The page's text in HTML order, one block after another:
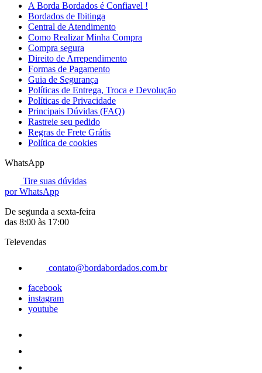
A Borda Bordados é Confiavel !
Bordados de Ibitinga
Central de Atendimento
Como Realizar Minha Compra
Compra segura
Direito de Arrependimento
Formas de Pagamento
Guia de Segurança
Políticas de Entrega, Troca e Devolução
Políticas de Privacidade
Principais Dúvidas (FAQ)
Rastreie seu pedido
Regras de Frete Grátis
Política de cookies
WhatsApp
Tire suas dúvidas
por WhatsApp
De segunda a sexta-feira
das 8:00 às 17:00
Televendas
contato@bordabordados.com.br
facebook
instagram
youtube